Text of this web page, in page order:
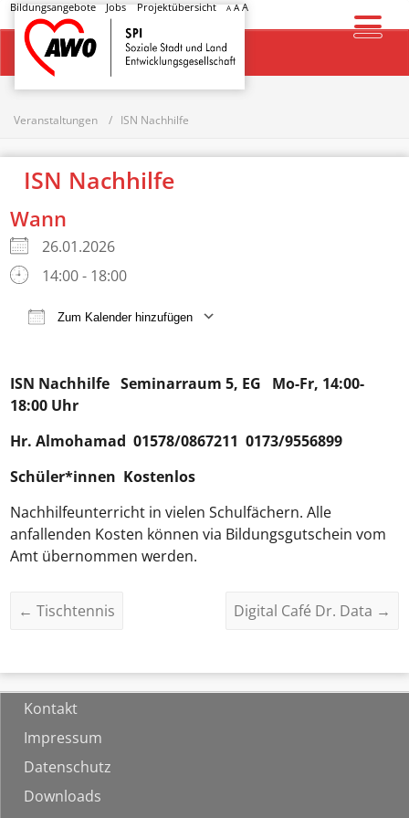
Bildungsangebote Jobs Projektübersicht A AA
Startseite
Veranstaltungen ISN Nachhilfe
ISN Nachhilfe
Wann
26.01.2026
14:00 - 18:00
Zum Kalender hinzufügen
ISN Nachhilfe Seminarraum 5, EG Mo-Fr, 14:00-
18:00 Uhr
Hr.Almohamad 01578/0867211 0173/9556899
Schüler*innen Kostenlos
Nachhilfeunterricht in vielen Schulfächern. Alle
anfallenden Kosten können via Bildungsgutschein vom
Amt übernommen werden.
← Tischtennis Digital Café Dr. Data →
Kontakt
Impressum
Datenschutz
Downloads